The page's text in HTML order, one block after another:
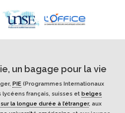
un bagage pour la vie
PIE (Programmes Internationaux
lycéens français, suisses et belges
la longue durée à l’étranger, aux